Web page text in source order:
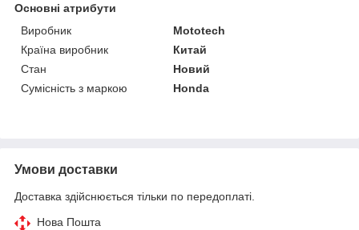
Основні атрибути
Виробник
Mototech
Країна виробник
Китай
Стан
Новий
Сумісність з маркою
Honda
Умови доставки
Доставка здійснюється тільки по передоплаті.
Нова Пошта